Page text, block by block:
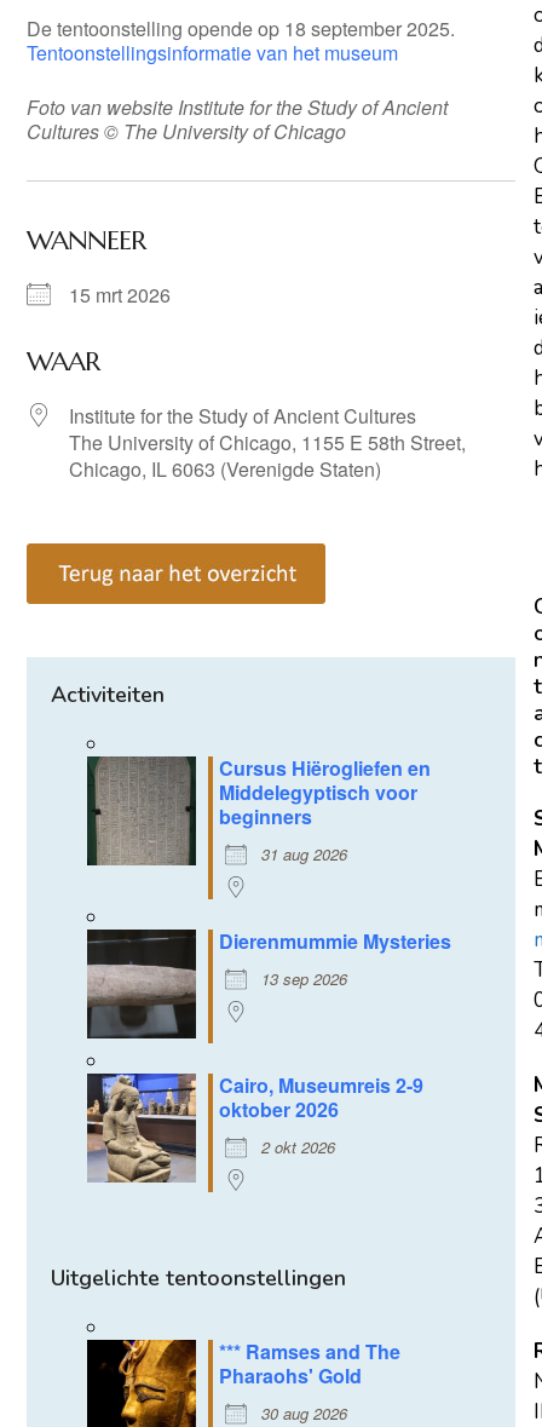
De tentoonstelling opende op 18 september 2025.
Tentoonstellingsinformatie van het museum
Foto van website Institute for the Study of Ancient
Cultures © The University of Chicago
WANNEER
15 mrt 2026
WAAR
Institute for the Study of Ancient Cultures
The University of Chicago, 1155 E 58th Street,
Chicago, IL 6063 (Verenigde Staten)
Activiteiten
Cursus Hiërogliefen en
Middelegyptisch voor
beginners
31 aug 2026
Dierenmummie Mysteries
13 sep 2026
Cairo, Museumreis 2-9
oktober 2026
2 okt 2026
Uitgelichte tentoonstellingen
*** Ramses and The
Pharaohs' Gold
30 aug 2026
t
t